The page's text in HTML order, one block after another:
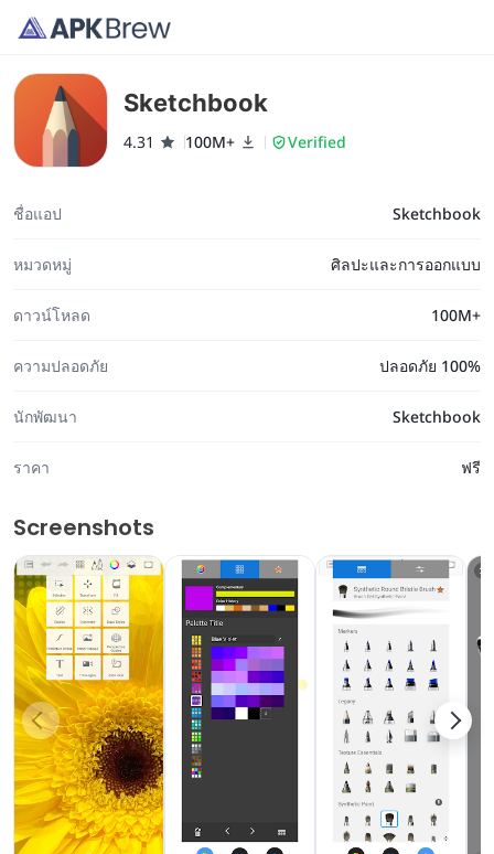
Sketchbook
4.31 100M+ Verified
ชื่อแอป Sketchbook
หมวดหมู่ ศิลปะและการออกแบบ
ดาวน์โหลด 100M+
ความปลอดภัย ปลอดภัย 100%
นักพัฒนา Sketchbook
ราคา ฟรี
Screenshots